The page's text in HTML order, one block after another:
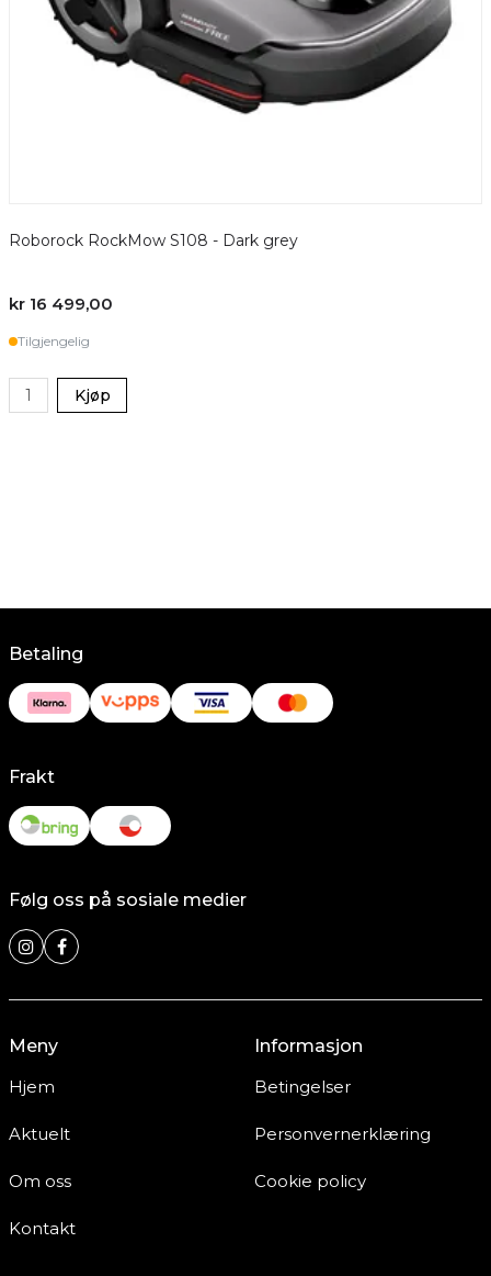
Roborock RockMow S108 - Dark grey
kr 16 499,00
Tilgjengelig
Kjøp
Betaling
Frakt
Følg oss på sosiale medier
Meny
Hjem
Aktuelt
Om oss
Kontakt
Informasjon
Betingelser
Personvernerklæring
Cookie policy